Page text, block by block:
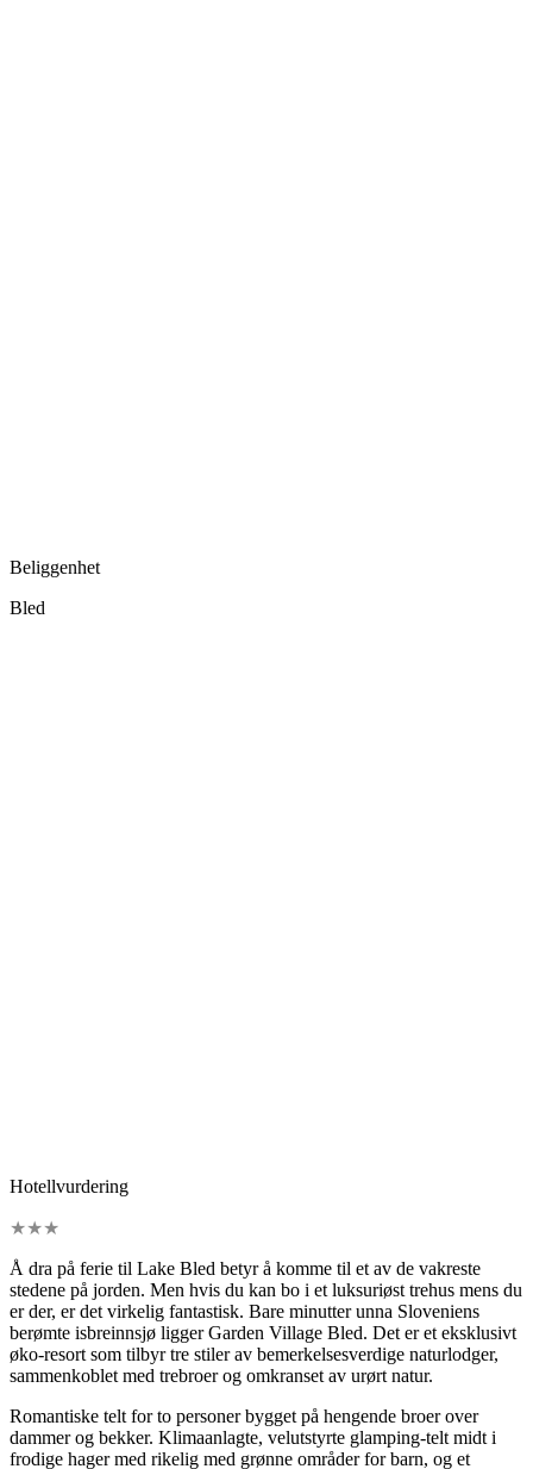
Beliggenhet
Bled
Hotellvurdering
★★★
Å dra på ferie til Lake Bled betyr å komme til et av de vakreste
stedene på jorden. Men hvis du kan bo i et luksuriøst trehus mens du
er der, er det virkelig fantastisk. Bare minutter unna Sloveniens
berømte isbreinnsjø ligger Garden Village Bled. Det er et eksklusivt
øko-resort som tilbyr tre stiler av bemerkelsesverdige naturlodger,
sammenkoblet med trebroer og omkranset av urørt natur.
Romantiske telt for to personer bygget på hengende broer over
dammer og bekker. Klimaanlagte, velutstyrte glamping-telt midt i
frodige hager med rikelig med grønne områder for barn, og et